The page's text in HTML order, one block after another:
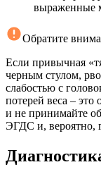
выраженные
Обратите
Если привычная
черным стулом,
слабостью с
потерей веса –
и не принимайте
ЭГДС и, вероятно,